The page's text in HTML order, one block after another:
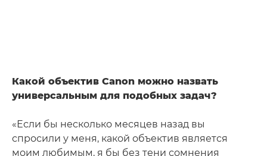
Какой объектив Canon можно назвать
универсальным для подобных задач?
«Если бы несколько месяцев назад вы
спросили у меня, какой объектив является
моим любимым, я бы без тени сомнения